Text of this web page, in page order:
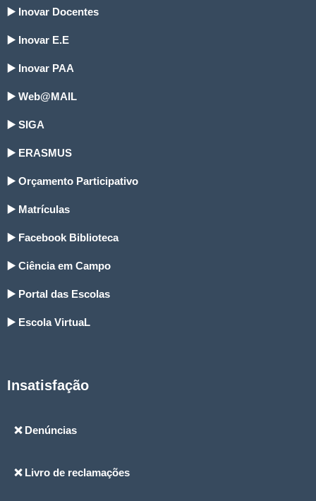
▶️ Inovar Docentes
▶️ Inovar E.E
▶️ Inovar PAA
▶️ Web@MAIL
▶️ SIGA
▶️ ERASMUS
▶️ Orçamento Participativo
▶️ Matrículas
▶️ Facebook Biblioteca
▶️ Ciência em Campo
▶️ Portal das Escolas
▶️ Escola VirtuaL
Insatisfação
❌ Denúncias
❌ Livro de reclamações